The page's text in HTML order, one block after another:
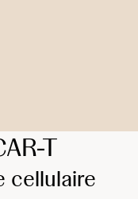
T
cellulaire